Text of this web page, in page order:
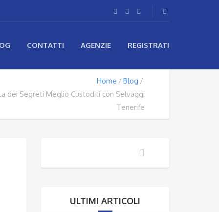
CONTATTI AGENZIE REGISTRATI
Home
Blog
dei Segreti Meglio Custoditi con Selvaggi
Tenerife
ULTIMI ARTICOLI